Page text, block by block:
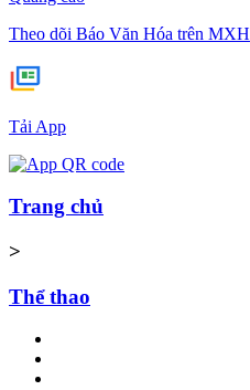
Theo dõi Báo Văn Hóa trên MXH
Tải App
Trang chủ
>
Thể thao